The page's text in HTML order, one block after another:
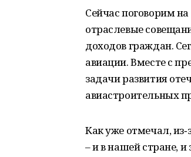
Сейчас поговорим
отраслевые
доходов граждан.
авиации. Вместе с
задачи развития
авиастроительных
Как уже отмечал,
– и в нашей стране,